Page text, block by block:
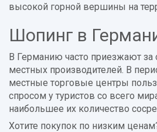
высокой горной вершины на
Шопинг в
В Германию часто приезжают
местных производителей. В
местные торговые центры
спросом у туристов со всего
наибольшее их количество
Хотите покупок по низким